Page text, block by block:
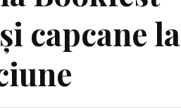
capcane la